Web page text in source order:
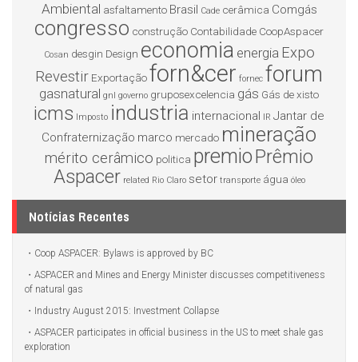
Ambiental asfaltamento Brasil Cade cerâmica Comgás
congresso construção Contabilidade CoopAspacer
Cosan desgin Design economia energia Expo
Revestir Exportaçãoforn&cer fornec forum
gasnatural gnl governo gruposexcelencia gás Gás de xisto
icms Imposto industria internacional IR Jantar de
Confraternização marco mercado mineração
mérito cerâmico politica premioPrêmio
Aspacer related Rio Claro setor transporte água óleo
Notícias Recentes
Coop ASPACER: Bylaws is approved by BC
ASPACER and Mines and Energy Minister discusses competitiveness
of natural gas
Industry August 2015: Investment Collapse
ASPACER participates in official business in the US to meet shale gas
exploration